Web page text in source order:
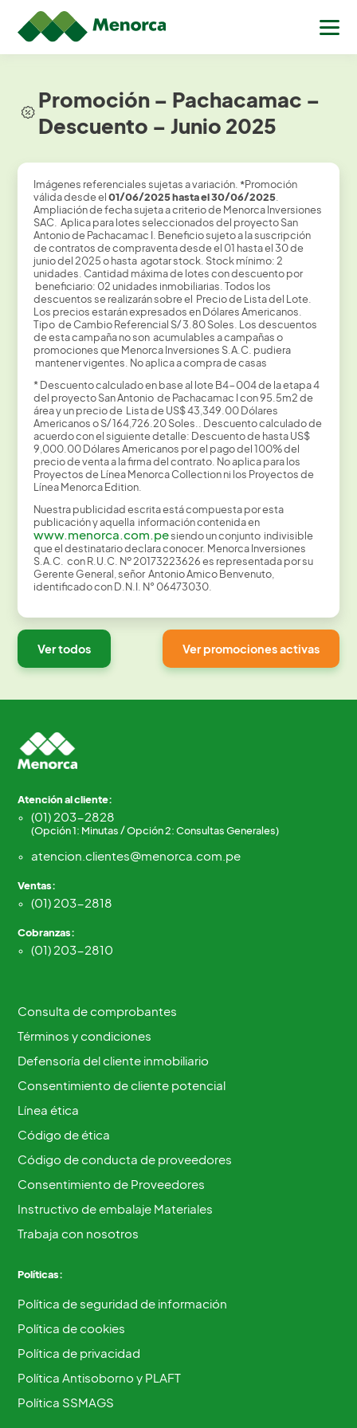
Promoción – Pachacamac –
Descuento – Junio 2025
Imágenes referenciales sujetas a variación. *Promoción
válida desde el01/06/2025 hasta el 30/06/2025.
Ampliación de fecha sujeta a criterio de Menorca Inversiones
SAC. Aplica para lotes seleccionados del proyecto San
Antonio de Pachacamac I. Beneficio sujeto a la suscripción
de contratos de compraventa desde el 01 hasta el 30 de
junio del 2025 o hasta agotar stock. Stock mínimo: 2
unidades. Cantidad máxima de lotes con descuento por
beneficiario: 02 unidades inmobiliarias. Todos los
descuentos se realizarán sobre el Precio de Lista del Lote.
Los precios estarán expresados en Dólares Americanos.
Tipo de Cambio Referencial S/ 3.80 Soles. Los descuentos
de esta campaña no son acumulables a campañas o
promociones que Menorca Inversiones S.A.C. pudiera
mantener vigentes. No aplica a compra de casas
* Descuento calculado en base al lote B4-004 de la etapa 4
del proyecto San Antonio de Pachacamac I con 95.5m2 de
área y un precio de Lista de US$ 43,349.00 Dólares
Americanos o S/ 164,726.20 Soles.. Descuento calculado de
acuerdo con el siguiente detalle: Descuento de hasta US$
9,000.00 Dólares Americanos por el pago del 100% del
precio de venta a la firma del contrato. No aplica para los
Proyectos de Línea Menorca Collection ni los Proyectos de
Línea Menorca Edition.
Nuestra publicidad escrita está compuesta por esta
publicación y aquella información contenida en
www.menorca.com.pesiendo un conjunto indivisible
que el destinatario declara conocer. Menorca Inversiones
S.A.C. con R.U.C. Nº 20173223626 es representada por su
Gerente General, señor Antonio Amico Benvenuto,
identificado con D.N.I. N° 06473030.
Ver todos Ver promociones activas
Atención al cliente:
(01) 203-2828
(Opción 1: Minutas / Opción 2: Consultas Generales)
atencion.clientes@menorca.com.pe
Ventas:
(01) 203-2818
Cobranzas:
(01) 203-2810
Consulta de comprobantes
Términos y condiciones
Defensoría del cliente inmobiliario
Consentimiento de cliente potencial
Línea ética
Código de ética
Código de conducta de proveedores
Consentimiento de Proveedores
Instructivo de embalaje Materiales
Trabaja con nosotros
Políticas:
Política de seguridad de información
Política de cookies
Política de privacidad
Política Antisoborno y PLAFT
Política SSMAGS